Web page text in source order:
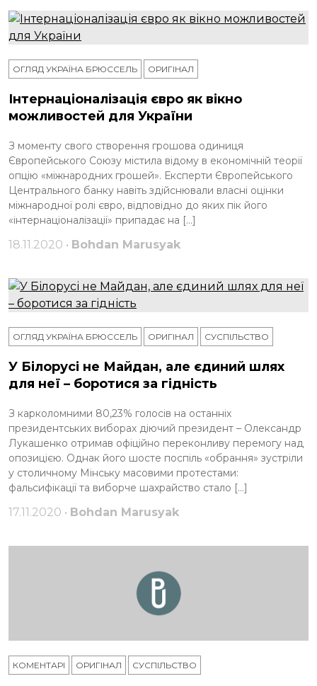
ОГЛЯД УКРАЇНА БРЮССЕЛЬ ОРИГІНАЛ
Інтернаціоналізація євро як вікно
можливостей для України
З моменту свого створення грошова одиниця
Європейського Союзу містила відому в економічній теорії
опцію «міжнародних грошей». Експерти Європейського
Центрального банку навіть здійснювали власні оцінки
міжнародної ролі євро, відповідно до яких пік його
«інтернаціоналізації» припадає на […]
18.11.2020 • Bohdan Marusyak
ОГЛЯД УКРАЇНА БРЮССЕЛЬ ОРИГІНАЛ СУСПІЛЬСТВО
У Білорусі не Майдан, але єдиний шлях
для неї – боротися за гідність
З карколомними 80,23% голосів на останніх
президентських виборах діючий президент – Олександр
Лукашенко отримав офіційно переконливу перемогу над
опозицією. Однак його шосте поспіль «обрання» зустріли
у столичному Мінську масовими протестами:
фальсифікації та виборче шахрайство стало […]
17.11.2020 • Bohdan Marusyak
КОМЕНТАРІ ОРИГІНАЛ СУСПІЛЬСТВО